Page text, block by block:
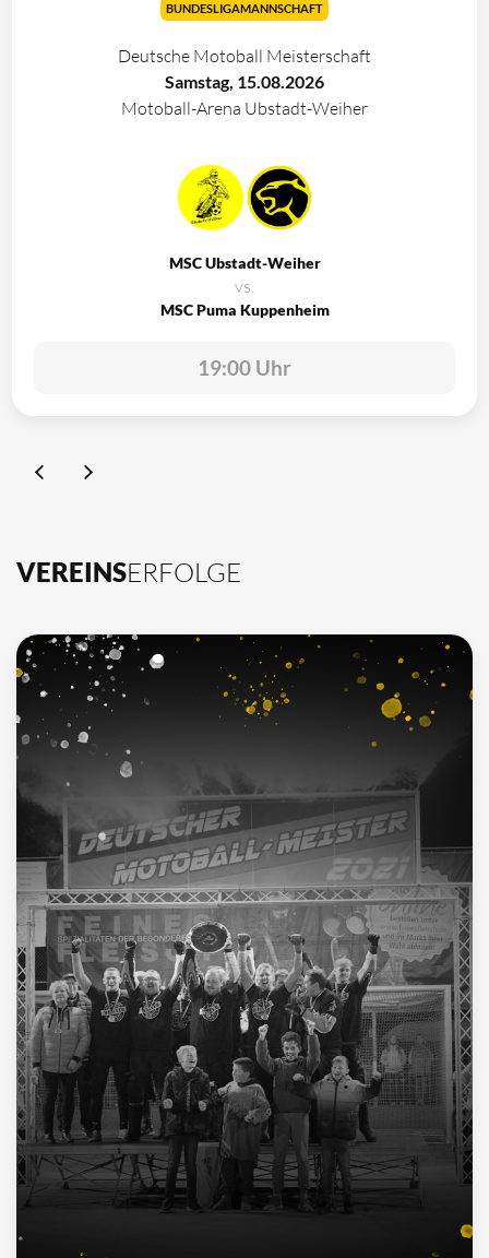
BUNDESLIGAMANNSCHAFT
Deutsche Motoball Meisterschaft
Samstag, 15.08.2026
Motoball-Arena Ubstadt-Weiher
MSC Ubstadt-Weiher
vs.
MSC Puma Kuppenheim
19:00 Uhr
VEREINSERFOLGE
10
Deutscher Meister
1962, 2002, 2003, 2009, 2012, 2013, 2014, 2015, 2016, 2021
4
Deutscher Pokalsieger
1998, 2012, 2013, 2016
3
Süddeutscher Meister
2013, 2014, 2015